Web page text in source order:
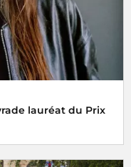
lauréat du Prix